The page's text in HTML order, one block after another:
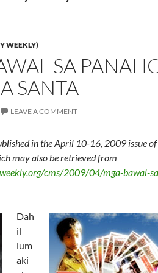
WEEKLY)
SA
SANTA
LEAVE A COMMENT
in the April 10-16, 2009 issue
may also be retrieved from
cms/2009/04/mga-bawal-
Dah
il
lum
aki